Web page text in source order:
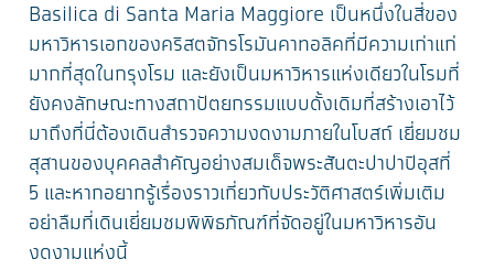
Basilica di Santa Maria Maggiore เป็นหนึ่งในสี่ของ
มหาวิหารเอกของคริสตจักรโรมันคาทอลิคที่มีความเก่าแก่
มากที่สุดในกรุงโรม และยังเป็นมหาวิหารแห่งเดียวในโรมที่
ยังคงลักษณะทางสถาปัตยกรรมแบบดั้งเดิมที่สร้างเอาไว้
มาถึงที่นี่ต้องเดินสำรวจความงดงามภายในโบสถ์ เยี่ยมชม
สุสานของบุคคลสำคัญอย่างสมเด็จพระสันตะปาปาปิอุสที่
5 และหากอยากรู้เรื่องราวเกี่ยวกับประวัติศาสตร์เพิ่มเติม
อย่าลืมที่เดินเยี่ยมชมพิพิธภัณฑ์ที่จัดอยู่ในมหาวิหารอัน
งดงามแห่งนี้